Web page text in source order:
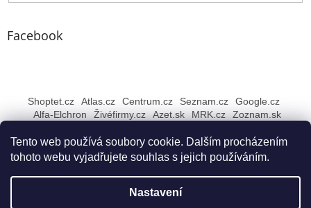
Tento web používá soubory cookie. Dalším procházením
tohoto webu vyjadřujete souhlas s jejich používáním.
Nastavení
Facebook
Shoptet.cz Atlas.cz Centrum.cz Seznam.cz
Google.cz
Alfa-Elchron
Živéfirmy.cz Azet.sk MRK.cz Zoznam.sk